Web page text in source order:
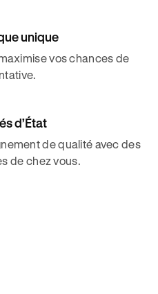
unique
vos chances de
d’État
de qualité avec des
de chez vous.